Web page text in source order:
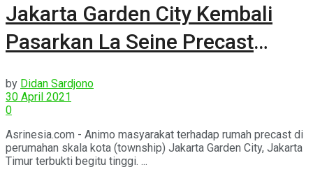
Jakarta Garden City Kembali
Pasarkan La Seine Precast
by Didan Sardjono
30 April 2021
0
Asrinesia.com - Animo masyarakat terhadap rumah precast di
perumahan skala kota (township) Jakarta Garden City, Jakarta
Timur terbukti begitu tinggi. ...